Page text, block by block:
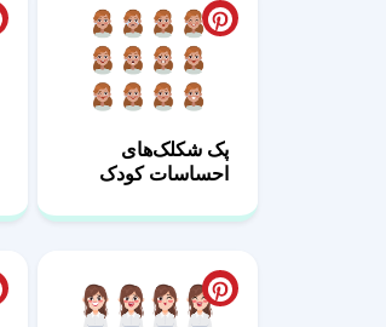
پک شکلک‌های
احساسات کودک